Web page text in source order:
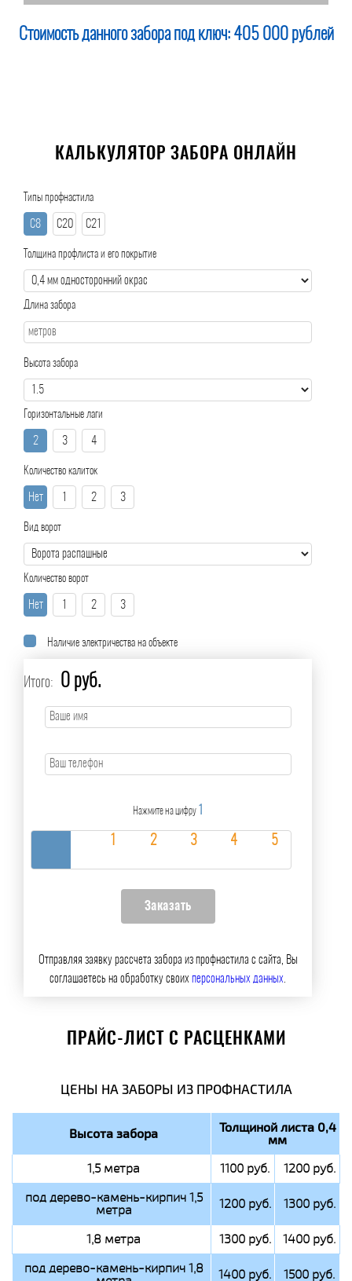
Стоимость данного забора под ключ: 405 000 рублей
КАЛЬКУЛЯТОР ЗАБОРА ОНЛАЙН
Типы профнастила
С8 С20 С21
Толщина профлиста и его покрытие
Длина забора
Высота забора
Горизонтальные лаги
2 3 4
Количество калиток
Нет 2 3
Вид ворот
Количество ворот
Нет 2 3
Наличие электричества на объекте
Итого: 0 руб.
Нажмите на цифру 1
Отправляя заявку рассчета забора из профнастила с сайта, Вы
соглашаетесь на обработку своихперсональных данных
ПРАЙС-ЛИСТ С РАСЦЕНКАМИ
ЦЕНЫ НА ЗАБОРЫ ИЗ ПРОФНАСТИЛА
Высота забора Толщиной листа 0,4
мм
1,5 метра 1100 руб.
1200 руб.
под дерево-камень-кирпич 1,5
метра 1200 руб. 1300 руб.
1,8 метра 1300 руб.
1400 руб.
под дерево-камень-кирпич 1,8
1400 руб. 1500 руб.